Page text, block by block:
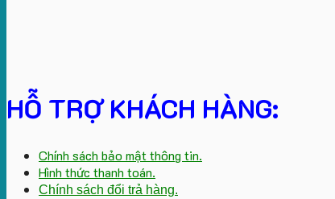
HỖ TRỢ KHÁCH HÀNG:
Chính sách bảo mật thông tin.
Hình thức thanh toán.
Chính sách đổi trả hàng.